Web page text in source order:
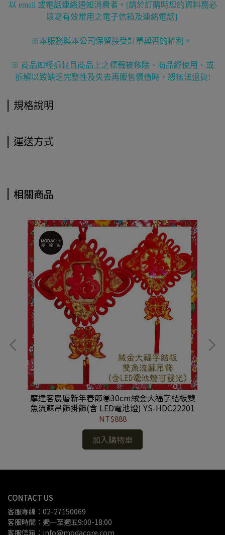
以 email 或電話連絡通知消費者。[請於訂購時您的資料務必
填寫有效常用之電子信箱及連絡電話]
※本服務與本公司保留接受訂單與否的權利。
※ 商品如經拆封且商品上之標籤被移除、商品經使用、或
拆解以致缺乏完整性及失去再販售價值時，恕無法退貨!
規格說明
運送方式
相關商品
摩達客農曆新年春節◉30cm絨金大福字結板雙
魚流蘇吊飾掛飾(含 LED電池燈) YS-HDC22201
NT$888
加入購物車
CONTACT US
客服專線：02-27150069
客服時間：週一至週五9:00-18:00
客服信箱：info@modacore.com